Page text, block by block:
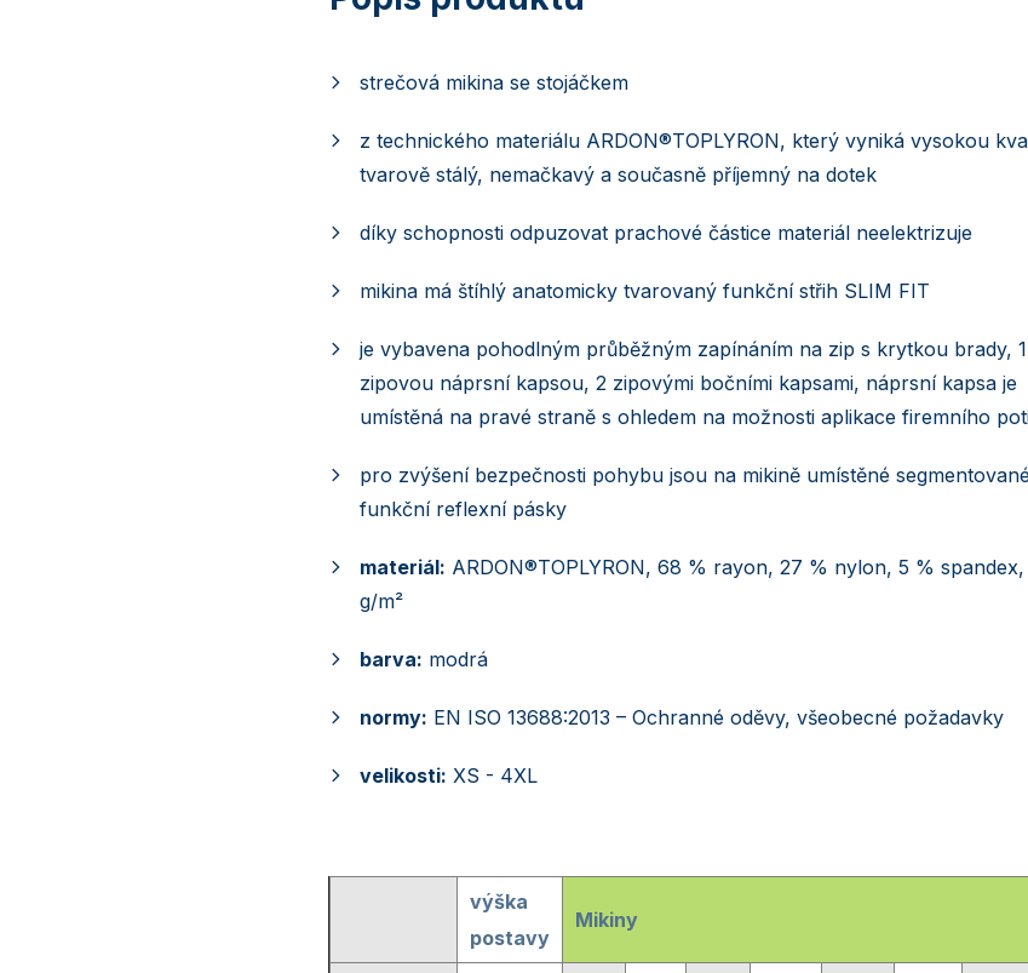
strečová mikina se stojáčkem
z technického materiálu ARDON®TOPLYRON, který vyniká vysokou
tvarově stálý, nemačkavý a současně příjemný na dotek
díky schopnosti odpuzovat prachové částice materiál neelektrizuje
mikina má štíhlý anatomicky tvarovaný funkční střih SLIM FIT
je vybavena pohodlným průběžným zapínáním na zip s krytkou brady, 1
zipovou náprsní kapsou, 2 zipovými bočními kapsami, náprsní kapsa je
umístěná na pravé straně s ohledem na možnosti aplikace firemního
pro zvýšení bezpečnosti pohybu jsou na mikině umístěné
funkční reflexní pásky
materiál: ARDON®TOPLYRON, 68 % rayon, 27 % nylon, 5 %
g/m²
barva: modrá
normy: EN ISO 13688:2013 – Ochranné oděvy, všeobecné požadavky
velikosti: XS - 4XL
výška
postavy
Mikiny